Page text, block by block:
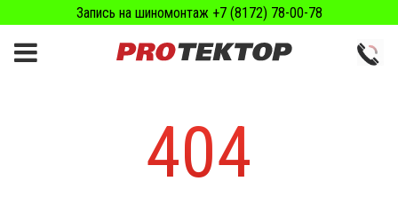
Запись на шиномонтаж +7 (8172) 78-00-78
404